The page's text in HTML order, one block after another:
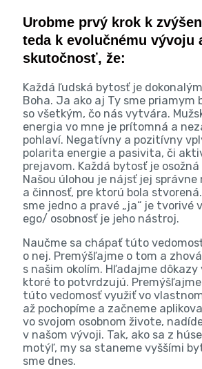
Urobme prvý krok k
teda k evolučnému vývoju
skutočnosť, že:
Každá ľudská bytosť je
Boha. Ja ako aj Ty sme priamym
so všetkým, čo nás vytvára.
energia vo mne je prítomná a
pohlaví. Negatívny a pozitívny
polarita energie a pasivita, či
prejavom. Každá bytosť je osožná
Našou úlohou je nájsť jej správne
a činnosť, pre ktorú bola
sme jedno a pravé „ja“ je tvorivé
ego/ osobnosť je jeho nástroj.
Naučme sa chápať túto
o nej. Premýšľajme o tom a
s našim okolím. Hľadajme dôkazy
ktoré to potvrdzujú.
túto vedomosť využiť vo
až pochopíme a začneme
vo svojom osobnom živote,
v našom vývoji. Tak, ako sa z
motýľ, my sa staneme vyššími
sme dnes.